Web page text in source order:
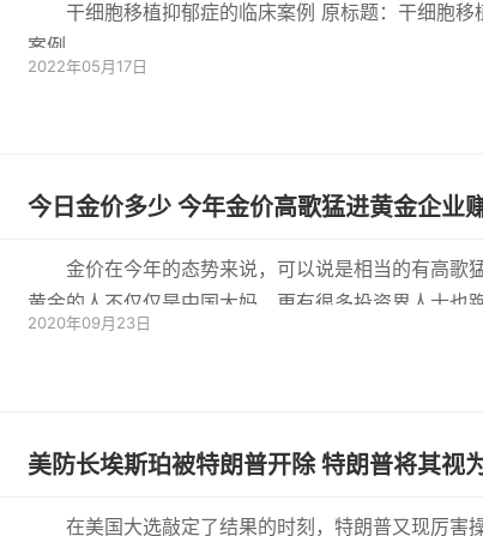
干细胞移植抑郁症的临床案例 原标题：干细胞移植抑郁症的临床
案例
2022年05月17日
今日金价多少 今年金价高歌猛进黄金企业
金价在今年的态势来说，可以说是相当的有高歌
黄金的人不仅仅是中国大妈，更有很多投资界人士也
22日讯 周二(9
2020年09月23日
美防长埃斯珀被特朗普开除 特朗普将其视
在美国大选敲定了结果的时刻，特朗普又现厉害